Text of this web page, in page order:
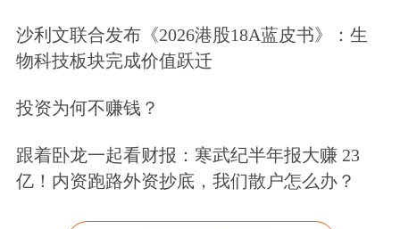
看，差异化、特色化、多层次的消费金
策支持方面，国家通过宏观政策引导降
沙利文联合发布《2026港股18A蓝皮书》：生
物科技板块完成价值跃迁
投资为何不赚钱？
跟着卧龙一起看财报：寒武纪半年报大赚 23
亿！内资跑路外资抄底，我们散户怎么办？